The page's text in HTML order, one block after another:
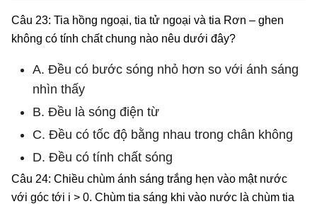
Câu 23: Tia hồng ngoại, tia tử ngoại và tia Rơn – ghen
không có tính chất chung nào nêu dưới đây?
A. Đều có bước sóng nhỏ hơn so với ánh sáng
nhìn thấy
B. Đều là sóng điện từ
C. Đều có tốc độ bằng nhau trong chân không
D. Đều có tính chất sóng
Câu 24: Chiều chùm ánh sáng trắng hẹn vào mật nước
với góc tới i > 0. Chùm tia sáng khi vào nước là chùm tia